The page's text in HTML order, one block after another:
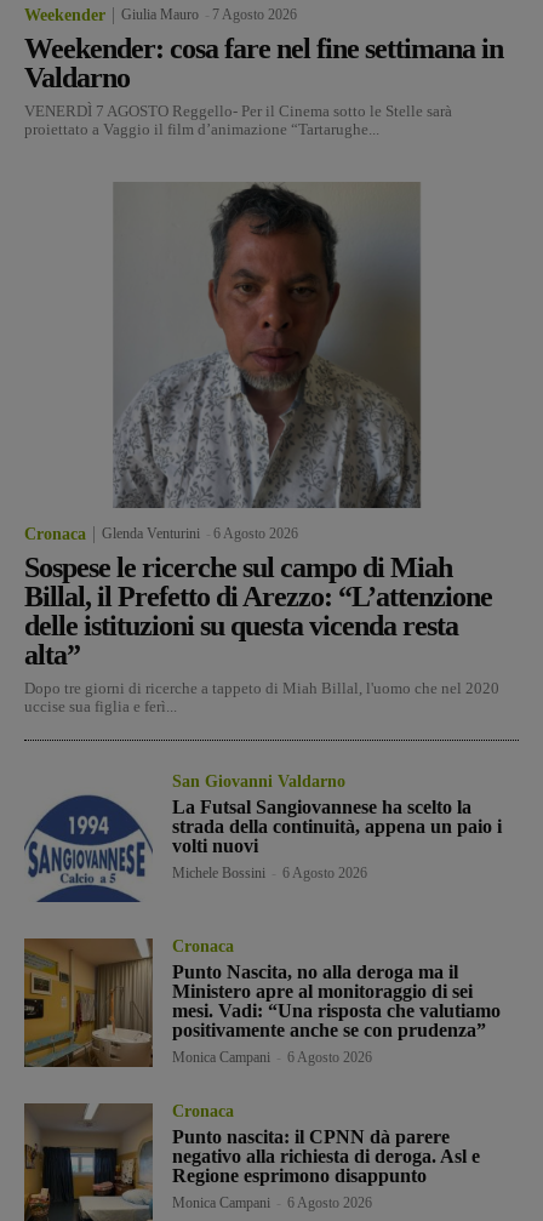
Weekender Giulia Mauro 7 Agosto 2026
Weekender: cosa fare nel fine settimana in
Valdarno
VENERDÌ 7 AGOSTO Reggello- Per il Cinema sotto le Stelle sarà
proiettato a Vaggio il film d’animazione “Tartarughe...
Cronaca Glenda Venturini 6 Agosto 2026
Sospese le ricerche sul campo di Miah
Billal, il Prefetto di Arezzo: “L’attenzione
delle istituzioni su questa vicenda resta
alta”
Dopo tre giorni di ricerche a tappeto di Miah Billal, l'uomo che nel 2020
uccise sua figlia e ferì...
San Giovanni Valdarno
La Futsal Sangiovannese ha scelto la
strada della continuità, appena un paio i
volti nuovi
Michele Bossini 6 Agosto 2026
Cronaca
Punto Nascita, no alla deroga ma il
Ministero apre al monitoraggio di sei
mesi. Vadi: “Una risposta che valutiamo
positivamente anche se con prudenza”
Monica Campani 6 Agosto 2026
Cronaca
Punto nascita: il CPNN dà parere
negativo alla richiesta di deroga. Asl e
Regione esprimono disappunto
Monica Campani 6 Agosto 2026